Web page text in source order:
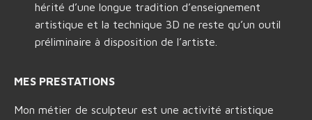
hérité d’une longue tradition d’enseignement
artistique et la technique 3D ne reste qu’un outil
préliminaire à disposition de l’artiste.
MES PRESTATIONS
Mon métier de sculpteur est une activité artistique